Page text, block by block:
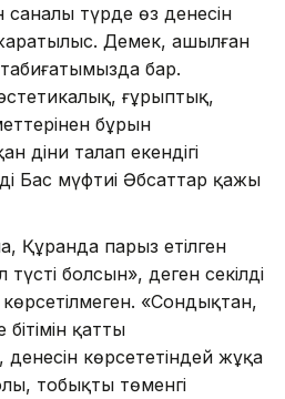
саналы түрде өз денесін
Демек, ашылған
бар.
ғұрыптық,
бұрын
діни талап екендігі
Бас мүфтиі Әбсаттар қажы
Құранда парыз етілген
түсті болсын», деген секілді
«Сондықтан,
бітімін қатты
денесін көрсететіндей жұқа
тобықтың төменгі